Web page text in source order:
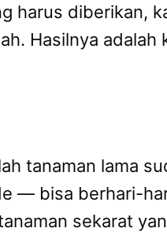
harus diberikan,
Hasilnya
tanaman lama
— bisa berhari-
sekarat